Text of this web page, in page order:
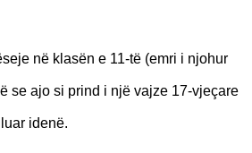
në klasën e 11-të (emri i njohur
se ajo si prind i një vajze 17-vjeçare
idenë.